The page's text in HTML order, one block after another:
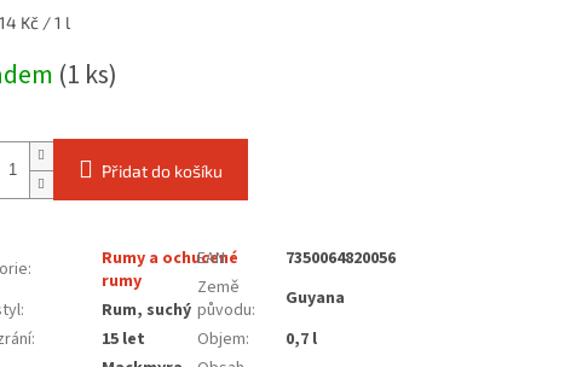
Kč / 1 l
(1 ks)
Přidat do košíku
:
Rumy a ochucené
rumy
:
Rum, suchý
:
15 let
EAN:
7350064820056
Země
původu:
Guyana
Objem:
0,7 l